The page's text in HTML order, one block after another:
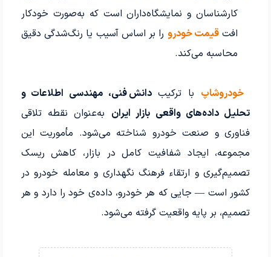
کارشناسان و نمایشگاه‌داران است که به‌صورت خودکار
افتقیمت خودرو را بر اساس آسیب یا رنگ‌شدگی دقیق
محاسبه می‌کند.
خودروشاپ با ترکیبدانش فنی، مهندسی اطلاعات و
تحلیل داده‌های واقعی بازار ایران به‌عنوان نقطه تلاقی
فناوری و صنعت خودرو شناخته می‌شود. مأموریت این
مجموعه، ایجاد شفافیت کامل در بازار، کاهش ریسک
تصمیم‌گیری و ارتقاء فرهنگ نگهداری و معامله خودرو در
کشور است — جایی که هر خودرو، داده‌ی خود را دارد و هر
تصمیم، بر پایه واقعیت گرفته می‌شود.